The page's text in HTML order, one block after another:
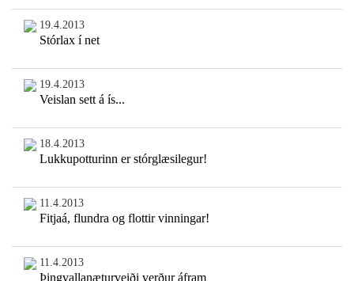
19.4.2013
Stórlax í net
19.4.2013
Veislan sett á ís...
18.4.2013
Lukkupotturinn er stórglæsilegur!
11.4.2013
Fitjaá, flundra og flottir vinningar!
11.4.2013
Þingvallanæturveiði verður áfram